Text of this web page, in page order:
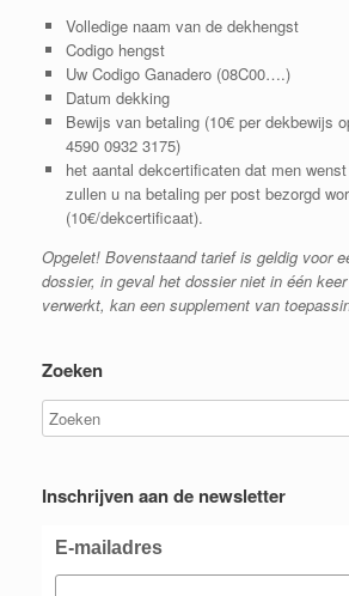
Volledige naam van de dekhengst
Codigo hengst
Uw Codigo Ganadero (08C00….)
Datum dekking
Bewijs van betaling (10€ per dekbewijs
4590 0932 3175)
het aantal dekcertificaten dat men
zullen u na betaling per post bezorgd
(10€/dekcertificaat).
Opgelet! Bovenstaand tarief is geldig voor
dossier, in geval het dossier niet in één
verwerkt, kan een supplement van
Zoeken
Inschrijven aan de newsletter
E-mailadres